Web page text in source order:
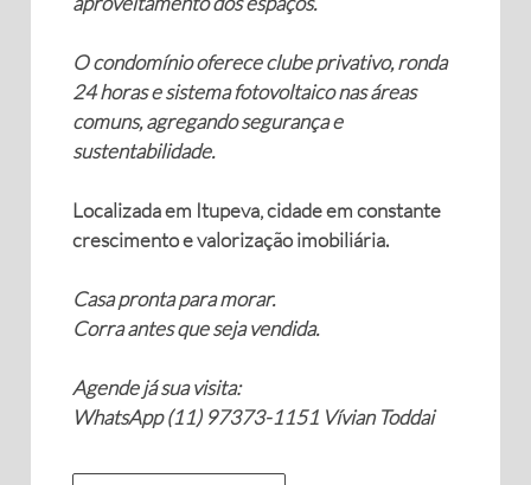
O condomínio oferece clube privativo, ronda
24 horas e sistema fotovoltaico nas áreas
comuns, agregando segurança e
sustentabilidade.
Localizada em Itupeva, cidade em constante
crescimento e valorização imobiliária.
Casa pronta para morar.
Corra antes que seja vendida.
Agende já sua visita:
WhatsApp (11) 97373-1151 Vívian Toddai